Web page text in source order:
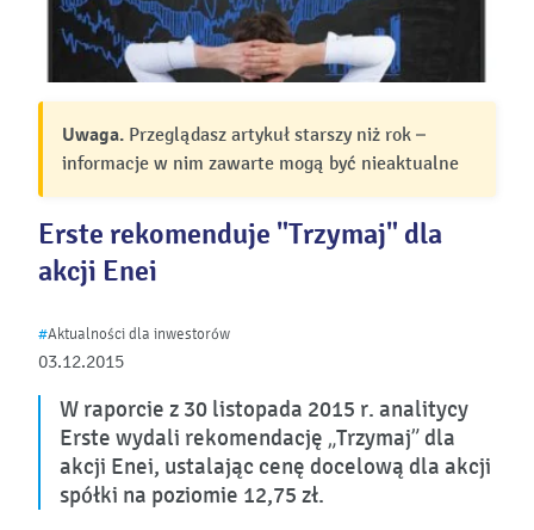
Uwaga. Przeglądasz artykuł starszy niż rok –
informacje w nim zawarte mogą być nieaktualne
Erste rekomenduje "Trzymaj" dla
akcji Enei
03.12.2015
#Aktualności dla inwestorów
W raporcie z 30 listopada 2015 r. analitycy
Erste wydali rekomendację „Trzymaj” dla
akcji Enei, ustalając cenę docelową dla akcji
spółki na poziomie 12,75 zł.